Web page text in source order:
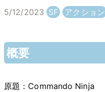
5/12/2023 SF アクション
概要
原題：Commando Ninja